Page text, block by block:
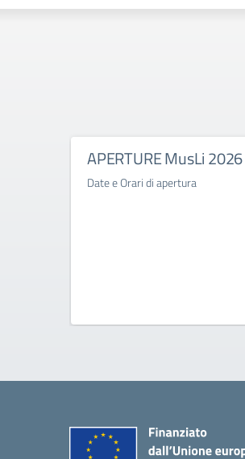
APERTURE MusLi 2026
Date e Orari di apertura